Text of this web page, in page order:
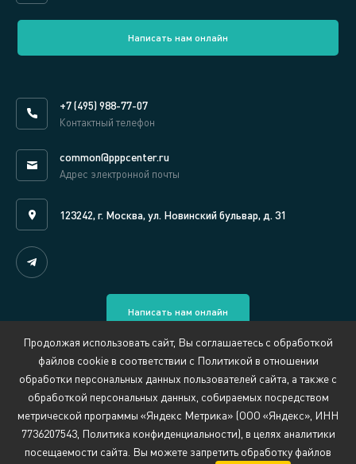
Написать нам онлайн
+7 (495) 988-77-07
Контактный телефон
common@pppcenter.ru
Адрес электронной почты
123242, г. Москва, ул. Новинский бульвар, д. 31
Написать нам онлайн
Политика обработки персональных данных
Противодействие коррупции
Продолжая использовать сайт, Вы соглашаетесь с обработкой
файлов cookie в соответствии с Политикой в отношении
обработки персональных данных пользователей сайта, а также с
обработкой персональных данных, собираемых посредством
метрической программы «Яндекс Метрика» (ООО «Яндекс», ИНН
7736207543, Политика конфиденциальности), в целях аналитики
посещаемости сайта. Вы можете запретить обработку файлов